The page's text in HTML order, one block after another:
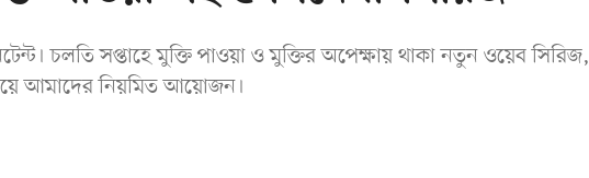
চলতি সপ্তাহে মুক্তি পাওয়া ও মুক্তির অপেক্ষায় থাকা নতুন ওয়েব সিরিজ,
আমাদের নিয়মিত আয়োজন।